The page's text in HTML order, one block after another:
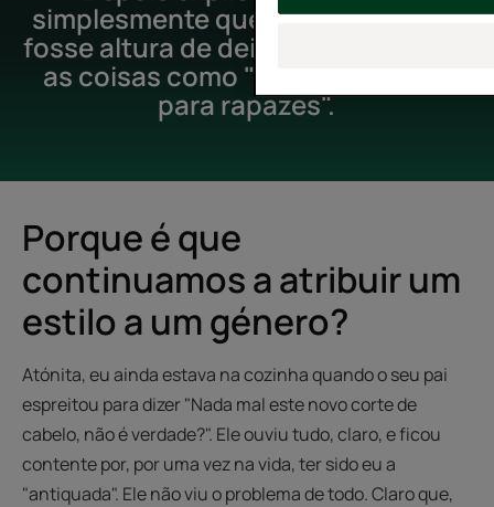
simplesmente que em 2021, talvez
fosse altura de deixar de classificar
as coisas como "para raparigas/
para rapazes".
Porque é que
continuamos a atribuir um
estilo a um género?
Atónita, eu ainda estava na cozinha quando o seu pai
espreitou para dizer "Nada mal este novo corte de
cabelo, não é verdade?". Ele ouviu tudo, claro, e ficou
contente por, por uma vez na vida, ter sido eu a
"antiquada". Ele não viu o problema de todo. Claro que,